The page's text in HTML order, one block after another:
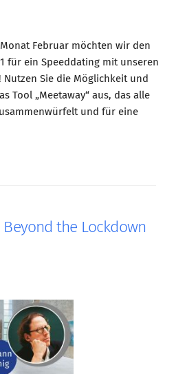
Februar möchten wir den
für ein Speeddating mit unseren
Sie die Möglichkeit und
Tool „Meetaway“ aus, das alle
und für eine
Beyond the Lockdown